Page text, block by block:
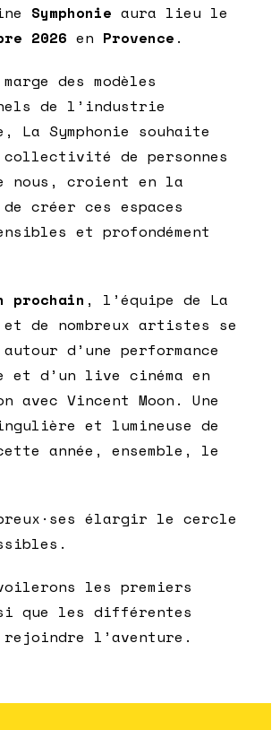
Symphonie aura lieu le
2026 en Provence .
des modèles
de l’industrie
Symphonie souhaite
collectivité de personnes
nous, croient en la
créer ces espaces
et profondément
prochain , l’équipe de La
et de nombreux artistes se
d’une performance
d’un live cinéma en
avec Vincent Moon. Une
et lumineuse de
année, ensemble, le
élargir le cercle
les premiers
que les différentes
rejoindre l’aventure.